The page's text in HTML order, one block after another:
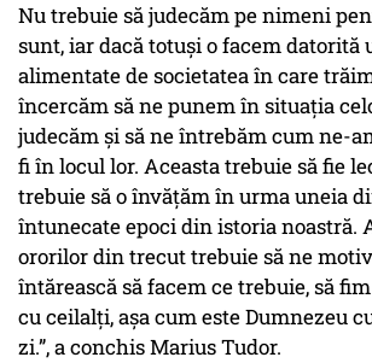
Nu trebuie să judecăm pe nimeni
sunt, iar dacă totuşi o facem datorită
alimentate de societatea în care
încercăm să ne punem în situaţia
judecăm şi să ne întrebăm cum ne-
fi în locul lor. Aceasta trebuie să fie
trebuie să o învăţăm în urma uneia
întunecate epoci din istoria noastră.
ororilor din trecut trebuie să ne
întărească să facem ce trebuie, să
cu ceilalţi, aşa cum este Dumnezeu
zi.”, a conchis Marius Tudor.